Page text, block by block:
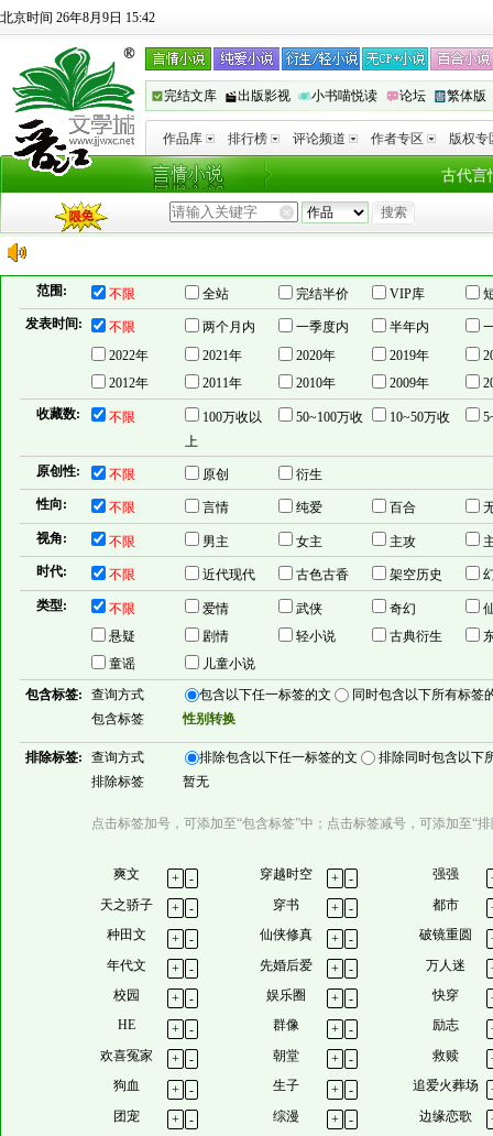
北京时间 26年8月9日 15:42
完结文库 出版影视 小书喵悦读 论坛 繁体版
作品库 排行榜 评论频道 作者专区 版权专
古代言
范围: 不限 全站 完结半价 VIP库
发表时间:
不限 两个月内 一季度内 半年内
2022年
2021年 2020年 2019年
2012年
2011年 2010年 2009年
收藏数:
不限
100万收以
上
50~100万收 10~50万收
原创性: 不限 原创
衍生
性向:
不限 言情 纯爱 百合
视角:
不限 男主 女主 主攻
时代:
不限 近代现代 古色古香 架空历史
类型:
不限 爱情 武侠 奇幻
悬疑
剧情 轻小说 古典衍生
童谣
儿童小说
包含标签:
查询方式 包含以下任一标签的文
同时包含以下所有标签
包含标签
性别转换
排除标签: 查询方式 排除包含以下任一标签的文
排除同时包含以下
排除标签
暂无
点击标签加号，可添加至“包含标签”中；点击标签减号，可添加至“
爽文 + - 穿越时空 + - 强强
天之骄子
+ - 穿书 + - 都市
种田文
+ - 仙侠修真 + - 破镜重圆
年代文
+ - 先婚后爱 + - 万人迷
校园
+ - 娱乐圈 + - 快穿
HE
+ - 群像 + - 励志
欢喜冤家
+ - 朝堂 + - 救赎
狗血
+ - 生子 + - 追爱火葬场
团宠
+ - 综漫 + - 边缘恋歌